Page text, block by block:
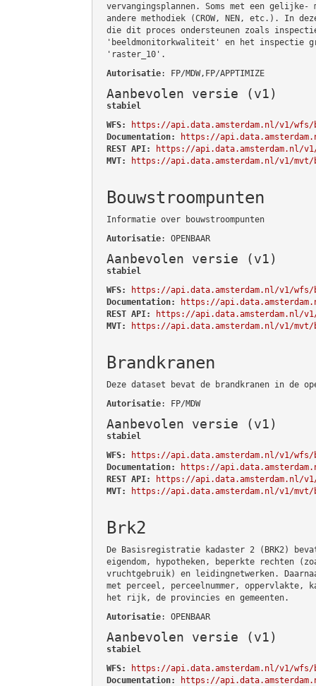
vervangingsplannen. Soms met een gelijke-
andere methodiek (CROW, NEN, etc.). In
die dit proces ondersteunen zoals
'beeldmonitorkwaliteit' en het inspectie
'raster_10'.
Autorisatie: FP/MDW,FP/APPTIMIZE
Aanbevolen versie (v1)
stabiel
WFS:
https://api.data.amsterdam.nl/v1/wfs/
Documentation:
https://
REST API:
https://api.data.amsterdam.nl/
MVT:
https://api.data.amsterdam.nl/v1/mvt/
Bouwstroompunten
Informatie over bouwstroompunten
Autorisatie: OPENBAAR
Aanbevolen versie (v1)
stabiel
WFS:
https://api.data.amsterdam.nl/v1/wfs/
Documentation:
https://
REST API:
https://api.data.amsterdam.nl/v1/
MVT:
https://api.data.amsterdam.nl/v1/mvt/
Brandkranen
Deze dataset bevat de brandkranen in de
Autorisatie: FP/MDW
Aanbevolen versie (v1)
stabiel
WFS:
https://api.data.amsterdam.nl/v1/wfs/
Documentation:
https://
REST API:
https://api.data.amsterdam.nl/
MVT:
https://api.data.amsterdam.nl/v1/mvt/
Brk2
De Basisregistratie kadaster 2 (BRK2)
eigendom, hypotheken, beperkte rechten
vruchtgebruik) en leidingnetwerken.
met perceel, perceelnummer, oppervlakte,
het rijk, de provincies en gemeenten.
Autorisatie: OPENBAAR
Aanbevolen versie (v1)
stabiel
WFS:
https://api.data.amsterdam.nl/v1/wfs/
Documentation:
https://